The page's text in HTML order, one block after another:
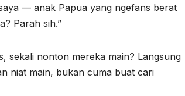
— anak Papua yang ngefans berat
Parah sih.”
sekali nonton mereka main? Langsung
niat main, bukan cuma buat cari